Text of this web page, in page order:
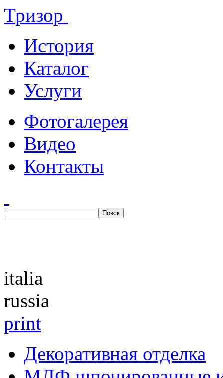
Тризор
История
Каталог
Услуги
Фотогалерея
Видео
Контакты
italia
russia
print
Декоративная отделка